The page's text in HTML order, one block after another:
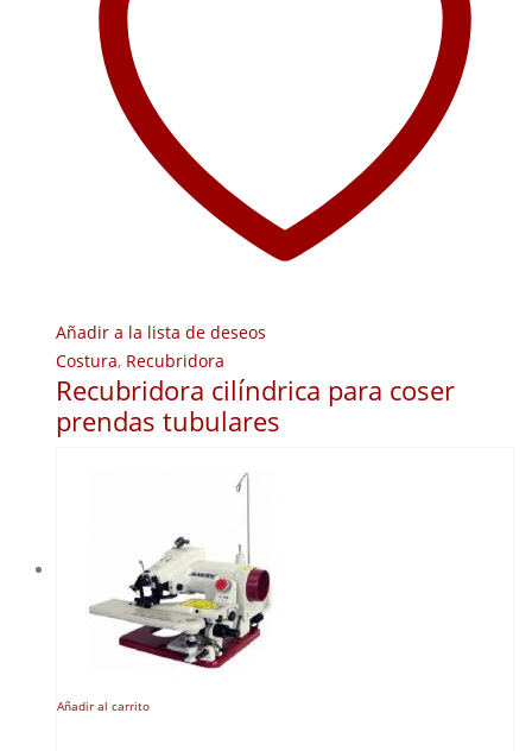
Añadir a la lista de deseos
Costura, Recubridora
Recubridora cilíndrica para coser
prendas tubulares
Añadir al carrito